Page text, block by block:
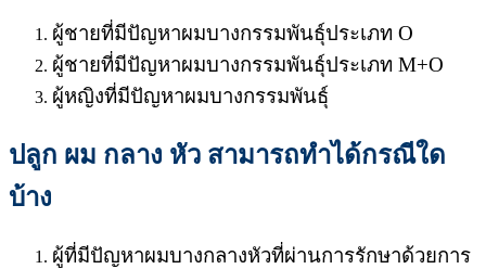
ผู้ชายที่มีปัญหาผมบางกรรมพันธุ์ประเภท O
ผู้ชายที่มีปัญหาผมบางกรรมพันธุ์ประเภท M+O
ผู้หญิงที่มีปัญหาผมบางกรรมพันธุ์
ปลูก ผม กลาง หัว สามารถทำได้กรณีใด
บ้าง
ผู้ที่มีปัญหาผมบางกลางหัวที่ผ่านการรักษาด้วยการ